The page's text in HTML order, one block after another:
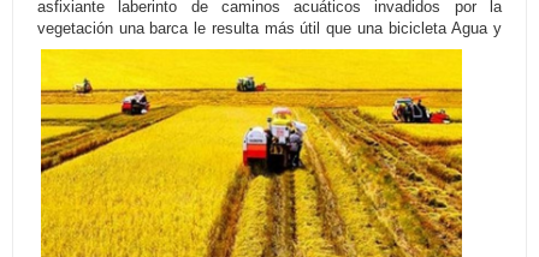
asfixiante laberinto de caminos acuáticos invadidos por la
vegetación una barca le resulta más útil que una bicicletaAgua y